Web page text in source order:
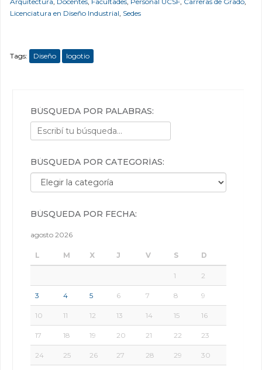
Licenciatura en Diseño Industrial, Sedes
Tags: Diseño logotio
BÚSQUEDA POR PALABRAS:
BÚSQUEDA POR CATEGORÍAS:
Búsqueda por categorías:
BÚSQUEDA POR FECHA:
agosto 2026
L M X J V S D
1 2
3 4 5 6 7 8 9
10 11 12 13 14 15 16
17 18 19 20 21 22 23
24 25 26 27 28 29 30